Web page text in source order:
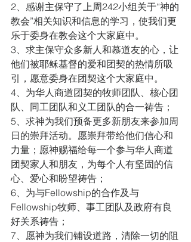
2、感谢主保守了上周242小组关于“神的
教会”相关知识和信息的学习，使我们更
乐于委身在教会这个大家庭中。
3、求主保守众多新人和慕道友的心，让
他们被耶稣基督的爱和团契的热情所吸
引，愿意委身在团契这个大家庭中。
4、为华人商道团契的牧师团队、核心团
队、同工团队和义工团队的合一祷告；
5、求神为我们预备更多新朋友来参加周
日的崇拜活动。愿崇拜带给他们信心和
力量；愿神赐福给每一个参与华人商道
团契家人和朋友，为每个人有坚固的信
心、爱心和盼望祷告；
6、为与Fellowship的合作及与
Fellowship牧师、事工团队及政府有良
好关系祷告；
7、愿神为我们铺设道路，清除一切的阻